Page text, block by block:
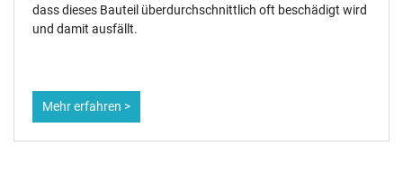
dass dieses Bauteil überdurchschnittlich oft beschädigt wird
und damit ausfällt.
Mehr erfahren >